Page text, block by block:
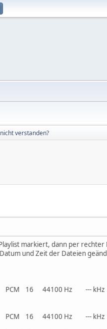
verstanden?
markiert, dann per
und Zeit der Dateien
PCM 16 44100 Hz ---
PCM 16 44100 Hz ---